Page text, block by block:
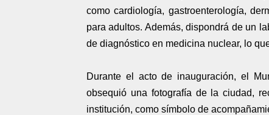
como cardiología, gastroenterología,
para adultos. Además, dispondrá de un
de diagnóstico en medicina nuclear, lo
Durante el acto de inauguración, el
obsequió una fotografía de la ciudad,
institución, como símbolo de